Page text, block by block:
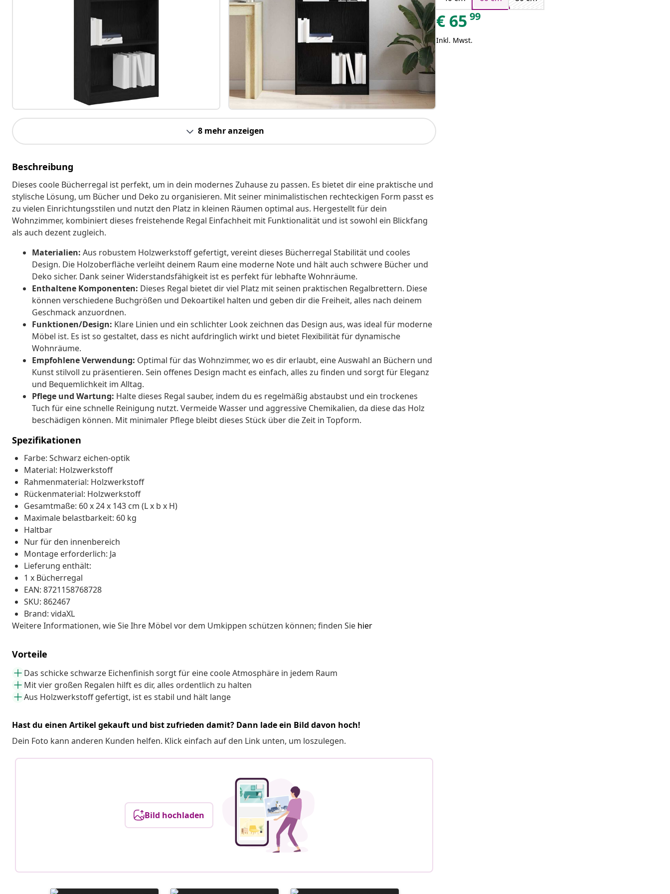
8 mehr anzeigen
Beschreibung
Dieses coole Bücherregal ist perfekt, um in dein modernes Zuhause zu passen. Es bietet dir eine praktische und
stylische Lösung, um Bücher und Deko zu organisieren. Mit seiner minimalistischen rechteckigen Form passt es
zu vielen Einrichtungsstilen und nutzt den Platz in kleinen Räumen optimal aus. Hergestellt für dein
Wohnzimmer, kombiniert dieses freistehende Regal Einfachheit mit Funktionalität und ist sowohl ein Blickfang
als auch dezent zugleich.
Materialien: Aus robustem Holzwerkstoff gefertigt, vereint dieses Bücherregal Stabilität und cooles
Design. Die Holzoberfläche verleiht deinem Raum eine moderne Note und hält auch schwere Bücher und
Deko sicher. Dank seiner Widerstandsfähigkeit ist es perfekt für lebhafte Wohnräume.
Enthaltene Komponenten: Dieses Regal bietet dir viel Platz mit seinen praktischen Regalbrettern. Diese
können verschiedene Buchgrößen und Dekoartikel halten und geben dir die Freiheit, alles nach deinem
Geschmack anzuordnen.
Funktionen/Design: Klare Linien und ein schlichter Look zeichnen das Design aus, was ideal für moderne
Möbel ist. Es ist so gestaltet, dass es nicht aufdringlich wirkt und bietet Flexibilität für dynamische
Wohnräume.
Empfohlene Verwendung: Optimal für das Wohnzimmer, wo es dir erlaubt, eine Auswahl an Büchern und
Kunst stilvoll zu präsentieren. Sein offenes Design macht es einfach, alles zu finden und sorgt für Eleganz
und Bequemlichkeit im Alltag.
Pflege und Wartung: Halte dieses Regal sauber, indem du es regelmäßig abstaubst und ein trockenes
Tuch für eine schnelle Reinigung nutzt. Vermeide Wasser und aggressive Chemikalien, da diese das Holz
beschädigen können. Mit minimaler Pflege bleibt dieses Stück über die Zeit in Topform.
Spezifikationen
Farbe: Schwarz eichen-optik
Material: Holzwerkstoff
Rahmenmaterial: Holzwerkstoff
Rückenmaterial: Holzwerkstoff
Gesamtmaße: 60 x 24 x 143 cm (L x b x H)
Maximale belastbarkeit: 60 kg
Haltbar
Nur für den innenbereich
Montage erforderlich: Ja
Lieferung enthält:
1 x Bücherregal
EAN: 8721158768728
SKU: 862467
Brand: vidaXL
Weitere Informationen, wie Sie Ihre Möbel vor dem Umkippen schützen können; finden Sie hier
Vorteile
Das schicke schwarze Eichenfinish sorgt für eine coole Atmosphäre in jedem Raum
Mit vier großen Regalen hilft es dir, alles ordentlich zu halten
Aus Holzwerkstoff gefertigt, ist es stabil und hält lange
Hast du einen Artikel gekauft und bist zufrieden damit? Dann lade ein Bild davon hoch!
Dein Foto kann anderen Kunden helfen. Klick einfach auf den Link unten, um loszulegen.
Bild hochladen
€ 65 99
Inkl. Mwst.